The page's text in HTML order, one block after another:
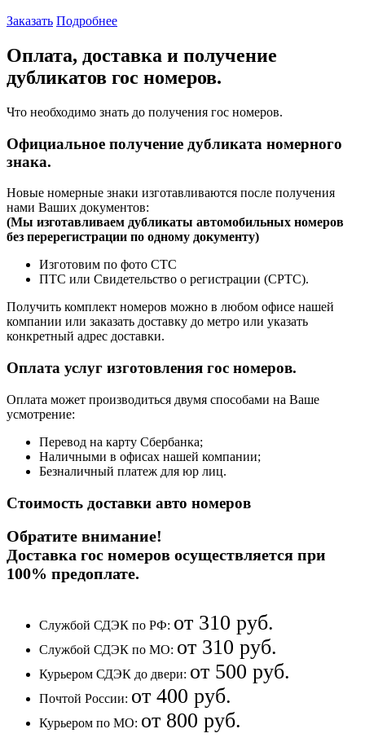
Заказать Подробнее
Оплата, доставка и получение
дубликатов гос номеров.
Что необходимо знать до получения гос номеров.
Официальное получение дубликата номерного
знака.
Новые номерные знаки изготавливаются после получения
нами Ваших документов:
(Мы изготавливаем дубликаты автомобильных номеров
без перерегистрации по одному документу)
Изготовим по фото СТС
ПТС или Свидетельство о регистрации (СРТС).
Получить комплект номеров можно в любом офисе нашей
компании или заказать доставку до метро или указать
конкретный адрес доставки.
Оплата услуг изготовления гос номеров.
Оплата может производиться двумя способами на Ваше
усмотрение:
Перевод на карту Сбербанка;
Наличными в офисах нашей компании;
Безналичный платеж для юр лиц.
Стоимость доставки авто номеров
Обратите внимание!
Доставка гос номеров осуществляется при
100% предоплате.
Службой СДЭК по РФ: от 310 руб.
Службой СДЭК по МО: от 310 руб.
Курьером СДЭК до двери: от 500 руб.
Почтой России: от 400 руб.
Курьером по МО: от 800 руб.